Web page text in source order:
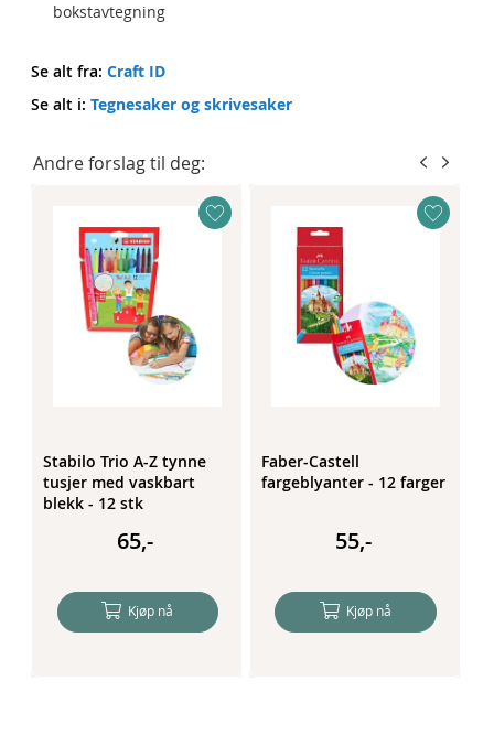
bokstavtegning
Se alt fra:Craft ID
Se alt i:Tegnesaker og skrivesaker
Andre forslag til deg:
Stabilo Trio A-Z tynne
tusjer med vaskbart
blekk - 12 stk
65,-
Kjøp nå
Faber-Castell
fargeblyanter - 12 farger
55,-
Kjøp nå